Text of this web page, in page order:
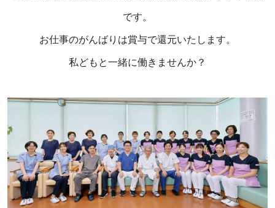
です。
お仕事のがんばりは賞与で還元いたします。
私どもと一緒に働きませんか？